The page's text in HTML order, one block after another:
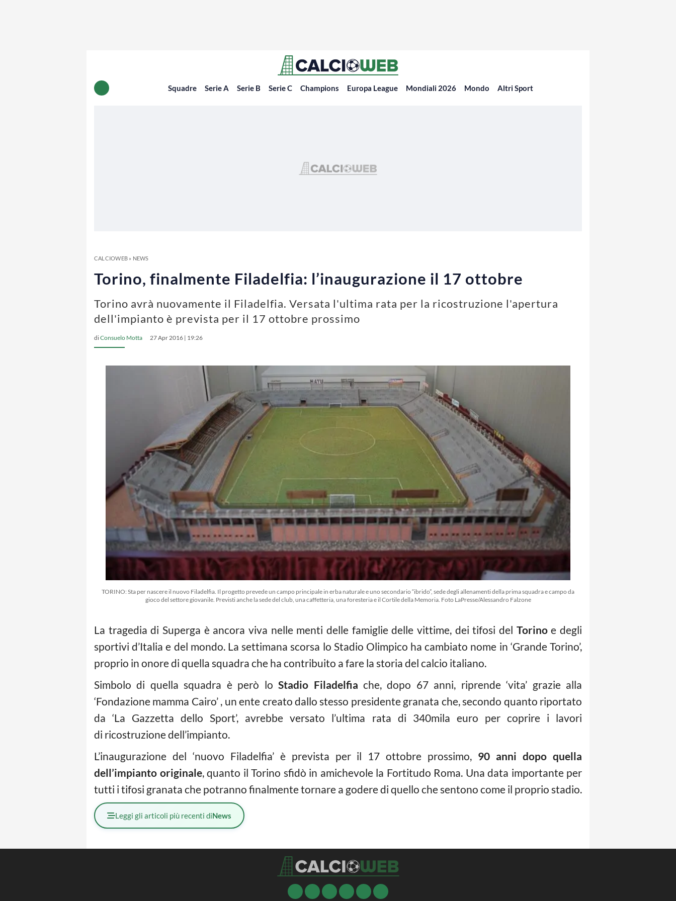
Squadre Serie A Serie B Serie C Champions Europa League Mondiali 2026 Mondo Altri Sport
CALCIOWEB» NEWS
Torino, finalmente Filadelfia: l’inaugurazione il 17 ottobre
Torino avrà nuovamente il Filadelfia. Versata l'ultima rata per la ricostruzione l'apertura
dell'impianto è prevista per il 17 ottobre prossimo
diConsuelo Motta 27 Apr 2016 | 19:26
TORINO: Sta per nascere il nuovo Filadelfia. Il progetto prevede un campo principale in erba naturale e uno secondario “ibrido”, sede degli allenamenti della prima squadra e campo da
gioco del settore giovanile. Previsti anche la sede del club, una caffetteria, una foresteria e il Cortile della Memoria. Foto LaPresse/Alessandro Falzone
La tragedia di Superga è ancora viva nelle menti delle famiglie delle vittime, dei tifosi del Torinoe degli
sportivi d’Italia e del mondo. La settimana scorsa lo Stadio Olimpico ha cambiato nome in ‘Grande Torino’,
proprio in onore di quella squadra che ha contribuito a fare la storia del calcio italiano.
Simbolo di quella squadra è però loStadio Filadelfia che, dopo 67 anni, riprende ‘vita’ grazie alla
‘Fondazione mamma Cairo’ , un ente creato dallo stesso presidente granata che, secondo quanto riportato
da ‘La Gazzetta dello Sport’, avrebbe versato l’ultima rata di 340mila euro per coprire i lavori
di ricostruzione dell’impianto.
L’inaugurazione del ‘nuovo Filadelfia’ è prevista per il 17 ottobre prossimo, 90 anni dopo quella
dell’impianto originale, quanto il Torino sfidò in amichevole la Fortitudo Roma. Una data importante per
tutti i tifosi granata che potranno finalmente tornare a godere di quello che sentono come il proprio stadio.
Leggi gli articoli più recenti diNews